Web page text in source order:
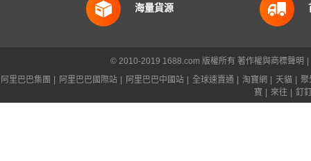
海量貨源
© 2010-2019 1688.com 版權所有 著作權與商標聲明
阿里巴巴集團
阿里巴巴國際站 阿里巴巴中國站 全球速賣通 淘寶網 天貓
聚
寶
來往 釘